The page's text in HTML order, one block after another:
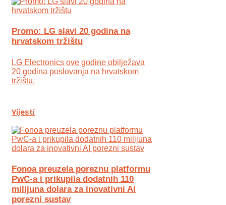
Promo: LG slavi 20 godina na
hrvatskom tržištu
LG Electronics ove godine obilježava
20 godina poslovanja na hrvatskom
tržištu.
Vijesti
Fonoa preuzela poreznu platformu
PwC-a i prikupila dodatnih 110
milijuna dolara za inovativni AI
porezni sustav